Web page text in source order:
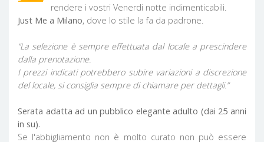
rendere i vostri Venerdi notte indimenticabili.
Just Me a Milano, dove lo stile la fa da padrone.
“La selezione è sempre effettuata dal locale a prescindere
dalla prenotazione.
I prezzi indicati potrebbero subire variazioni a discrezione
del locale, si consiglia sempre di chiamare per dettagli.”
Serata adatta ad un pubblico elegante adulto (dai 25 anni
in su).
Se l'abbigliamento non è molto curato non può essere